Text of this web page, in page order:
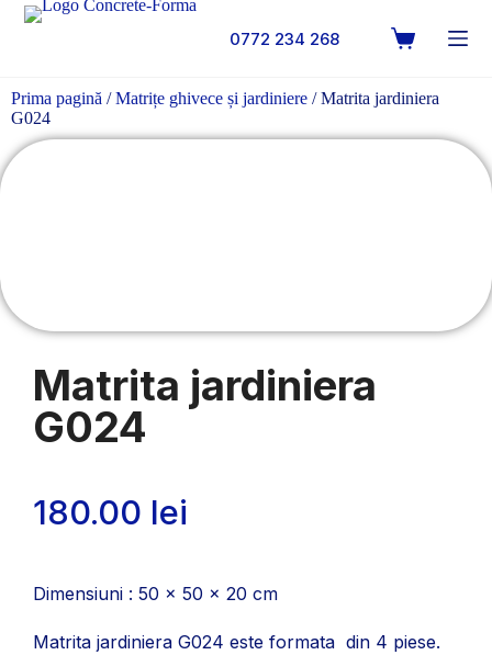
0772 234 268
Prima pagină /Matrițe ghivece și jardiniere / Matrita jardiniera
G024
Matrita jardiniera
G024
180.00 lei
Dimensiuni : 50 x 50 x 20 cm
Matrita jardiniera G024 este formata din 4 piese.